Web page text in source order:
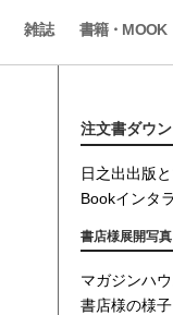
雑誌 書籍・MOOK
注文書ダウ
日之出出版
Bookインタ
書店様展開写真
マガジンハ
書店様の様